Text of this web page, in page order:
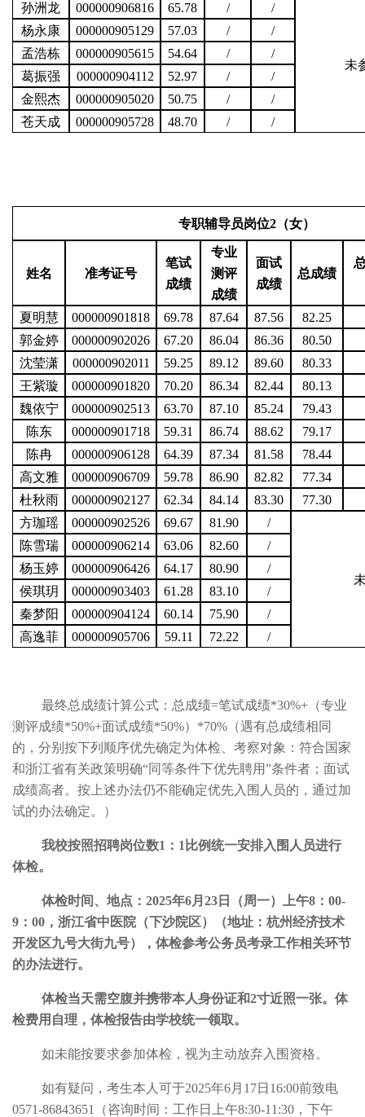
孙洲龙
000000906816 65.78 / /
未
杨永康 000000905129 57.03 /
/
孟浩栋
000000905615 54.64 /
/
葛振强
000000904112 52.97 /
/
金熙杰
000000905020 50.75 /
/
苍天成
000000905728 48.70 / /
专职辅导员岗位2（女）
姓名 准考证号
笔试
成绩
专业
测评
成绩
面试
成绩
总成绩
夏明慧 000000901818 69.78 87.64 87.56
82.25
郭金婷
000000902026 67.20 86.04 86.36
80.50
沈莹潇
000000902011 59.25 89.12 89.60
80.33
王紫璇
000000901820 70.20 86.34 82.44
80.13
魏依宁
000000902513 63.70 87.10 85.24
79.43
陈东
000000901718 59.31 86.74 88.62
79.17
陈冉
000000906128 64.39 87.34 81.58
78.44
高文雅
000000906709 59.78 86.90 82.82
77.34
杜秋雨
000000902127 62.34 84.14 83.30
77.30
方珈瑶
000000902526 69.67 81.90 /
陈雪瑞 000000906214 63.06 82.60
/
杨玉婷
000000906426 64.17 80.90
/
侯琪玥
000000903403 61.28 83.10
/
秦梦阳
000000904124 60.14 75.90
/
高逸菲
000000905706 59.11 72.22 /
最终总成绩计算公式：总成绩=笔试成绩*30%+ （专业
测评成绩*50%+面试成绩*50%） *70% （遇有总成绩相同
的，分别按下列顺序优先确定为体检、考察对象：符合国家
和浙江省有关政策明确“同等条件下优先聘用”条件者；面试
成绩高者。按上述办法仍不能确定优先入围人员的，通过加
试的办法确定。）
我校按照招聘岗位数1 ： 1 比例统一安排入围人员进行
体检。
体检时间、地点： 2025年6月 23 日（周一）上午8 ： 00-
9 ： 00 ，浙江省中医院（下沙院区）（地址：杭州经济技术
开发区九号大街九号），体检参考公务员考录工作相关环节
的办法进行。
体检当天需空腹并携带本人身份证和2寸近照一张。体
检费用自理，体检报告由学校统一领取。
如未能按要求参加体检，视为主动放弃入围资格。
如有疑问，考生本人可于2025年6月 17日 16:00前致电
0571-86843651 （咨询时间：工作日上午8:30-11:30 ，下午